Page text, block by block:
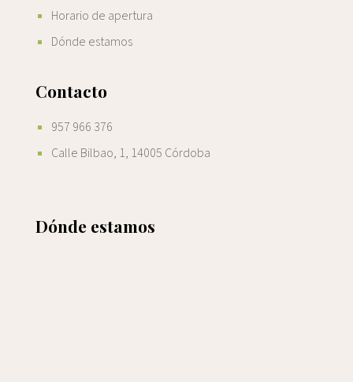
Horario de apertura
Dónde estamos
Contacto
957 966 376
Calle Bilbao, 1, 14005 Córdoba
Dónde estamos